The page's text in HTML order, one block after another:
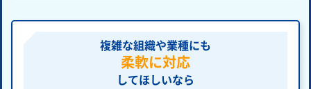
複雑な組織や業種にも
柔軟に対応
してほしいなら